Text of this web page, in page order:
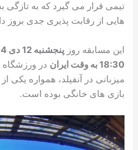
تیمی قرار می گیرد که به تازگی
هایی از رقابت پذیری جدی بروز
این مسابقه روزپنجشنبه 12 دی 1404 (1 ژانویه 2026)
18:30 به وقت ایران
در ورزشگاه
میزبانی در آنفیلد، همواره یکی
بازی های خانگی بوده است.